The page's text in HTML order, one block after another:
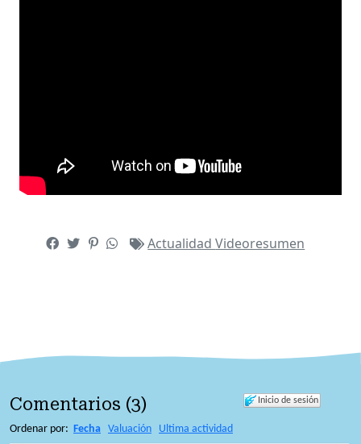
ActualidadVideoresumen
Inicio de sesión
Comentarios (3)
Ordenar por: Fecha Valuación Ultima actividad